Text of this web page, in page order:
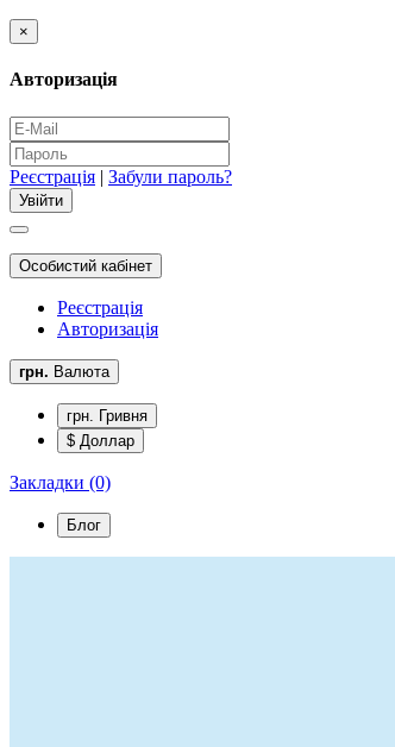
×
Авторизація
Реєстрація | Забули пароль?
Особистий кабінет
Реєстрація
Авторизація
грн. Валюта
грн. Гривня
$ Доллар
Закладки (0)
Блог